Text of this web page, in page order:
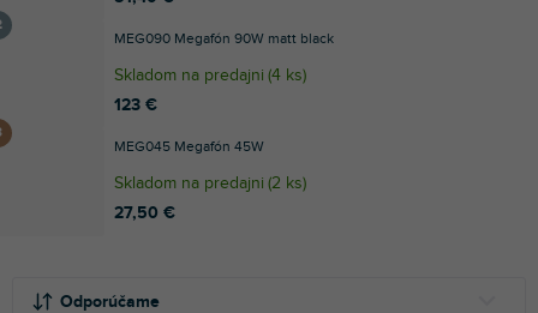
MEG090 Megafón 90W matt black
Skladom na predajni (4 ks)
123 €
MEG045 Megafón 45W
Skladom na predajni (2 ks)
27,50 €
Odporúčame